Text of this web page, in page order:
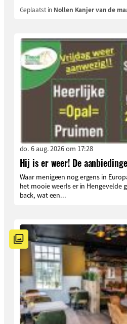
Geplaatst in Nollen Kanjer van de
do. 6 aug. 2026 om 17:28
Hij is er weer! De
Waar menigeen nog ergens in
het mooie weerIs er in Hengevelde
back, wat een...